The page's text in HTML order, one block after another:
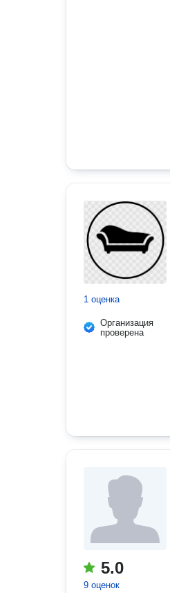
1 оценка
Организация
проверена
5.0
9 оценок